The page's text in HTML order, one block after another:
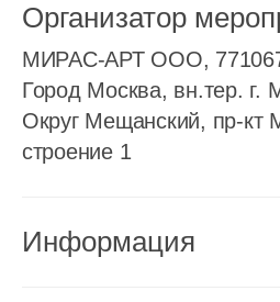
Организатор
МИРАС-АРТ ООО,
Город Москва, вн.тер. г.
Округ Мещанский, пр-кт
строение 1
Информация